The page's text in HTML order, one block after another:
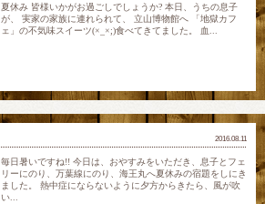
夏休み 皆様いかがお過ごしでしょうか? 本日、うちの息子
が、 実家の家族に連れられて、 立山博物館へ 「地獄カフ
ェ」の不気味スイーツ(×_×;)食べてきてました。 血...
2016.08.11
毎日暑いですね!! 今日は、おやすみをいただき、息子とフェ
リーにのり、万葉線にのり、海王丸へ夏休みの宿題をしにき
ました。 熱中症にならないように夕方からきたら、風が吹
い...